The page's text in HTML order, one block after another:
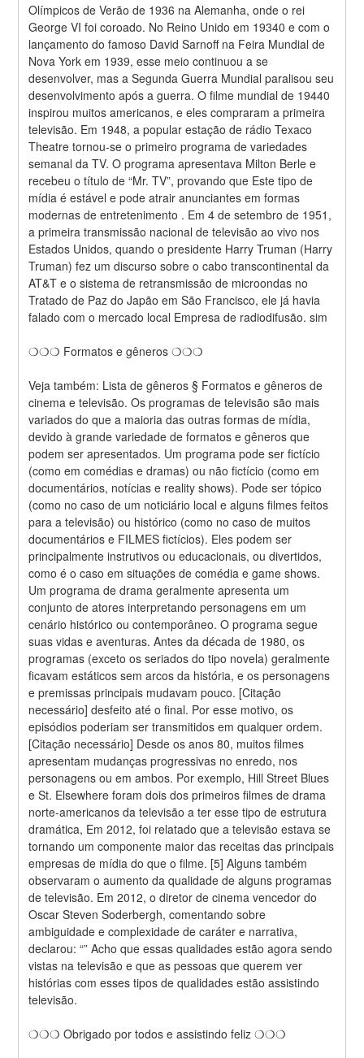
Olímpicos de Verão de 1936 na Alemanha, onde o rei
George VI foi coroado. No Reino Unido em 19340 e com o
lançamento do famoso David Sarnoff na Feira Mundial de
Nova York em 1939, esse meio continuou a se
desenvolver, mas a Segunda Guerra Mundial paralisou seu
desenvolvimento após a guerra. O filme mundial de 19440
inspirou muitos americanos, e eles compraram a primeira
televisão. Em 1948, a popular estação de rádio Texaco
Theatre tornou-se o primeiro programa de variedades
semanal da TV. O programa apresentava Milton Berle e
recebeu o título de “Mr. TV”, provando que Este tipo de
mídia é estável e pode atrair anunciantes em formas
modernas de entretenimento . Em 4 de setembro de 1951,
a primeira transmissão nacional de televisão ao vivo nos
Estados Unidos, quando o presidente Harry Truman (Harry
Truman) fez um discurso sobre o cabo transcontinental da
AT&T e o sistema de retransmissão de microondas no
Tratado de Paz do Japão em São Francisco, ele já havia
falado com o mercado local Empresa de radiodifusão. sim
❍❍❍ Formatos e gêneros ❍❍❍
Veja também: Lista de gêneros § Formatos e gêneros de
cinema e televisão. Os programas de televisão são mais
variados do que a maioria das outras formas de mídia,
devido à grande variedade de formatos e gêneros que
podem ser apresentados. Um programa pode ser fictício
(como em comédias e dramas) ou não fictício (como em
documentários, notícias e reality shows). Pode ser tópico
(como no caso de um noticiário local e alguns filmes feitos
para a televisão) ou histórico (como no caso de muitos
documentários e FILMES fictícios). Eles podem ser
principalmente instrutivos ou educacionais, ou divertidos,
como é o caso em situações de comédia e game shows.
Um programa de drama geralmente apresenta um
conjunto de atores interpretando personagens em um
cenário histórico ou contemporâneo. O programa segue
suas vidas e aventuras. Antes da década de 1980, os
programas (exceto os seriados do tipo novela) geralmente
ficavam estáticos sem arcos da história, e os personagens
e premissas principais mudavam pouco. [Citação
necessário] desfeito até o final. Por esse motivo, os
episódios poderiam ser transmitidos em qualquer ordem.
[Citação necessário] Desde os anos 80, muitos filmes
apresentam mudanças progressivas no enredo, nos
personagens ou em ambos. Por exemplo, Hill Street Blues
e St. Elsewhere foram dois dos primeiros filmes de drama
norte-americanos da televisão a ter esse tipo de estrutura
dramática, Em 2012, foi relatado que a televisão estava se
tornando um componente maior das receitas das principais
empresas de mídia do que o filme. [5] Alguns também
observaram o aumento da qualidade de alguns programas
de televisão. Em 2012, o diretor de cinema vencedor do
Oscar Steven Soderbergh, comentando sobre
ambiguidade e complexidade de caráter e narrativa,
declarou: “” Acho que essas qualidades estão agora sendo
vistas na televisão e que as pessoas que querem ver
histórias com esses tipos de qualidades estão assistindo
televisão.
❍❍❍ Obrigado por todos e assistindo feliz ❍❍❍